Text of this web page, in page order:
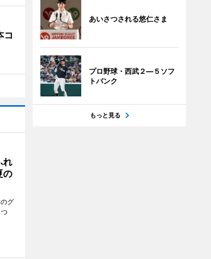
コ
れ
の
グ
あいさつされる悠仁さま
プロ野球・西武２―５ソフ
トバンク
もっと見る